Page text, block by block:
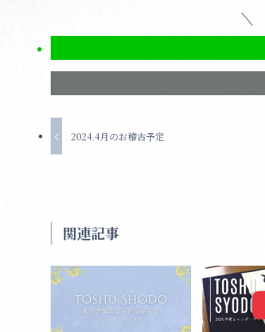
2024.4月のお稽古予定
関連記事